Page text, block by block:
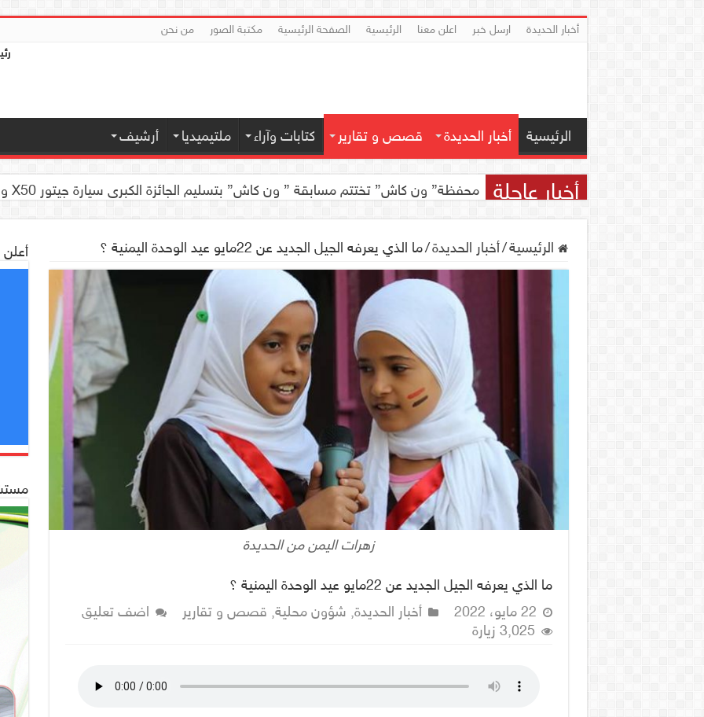
أخبار الحديدة ارسل خبر اعلن معنا الرئيسية الصفحة الرئيسية مكتبة الصور
من نحن
الرئيسية أخبار الحديدة قصص و تقارير كتابات وآراء ملتيميديا أرشيف
أخبار عاجلة محفظة” ون كاش” تختتم مسابقة ” ون كاش” بتسليم الجائزة الكبرى سيارة جيتور X50 والجوائز المالية لموديل 2026 بصنعاء
الرئيسية/أخبار الحديدة/ما الذي يعرفه الجيل الجديد عن 22مايو عيد الوحدة اليمنية ؟
زهرات اليمن من الحديدة
ما الذي يعرفه الجيل الجديد عن 22مايو عيد الوحدة اليمنية ؟
22 مايو، 2022
أخبار الحديدة, شؤون محلية, قصص و تقارير
اضف تعليق
3,025 زيارة
أعلن